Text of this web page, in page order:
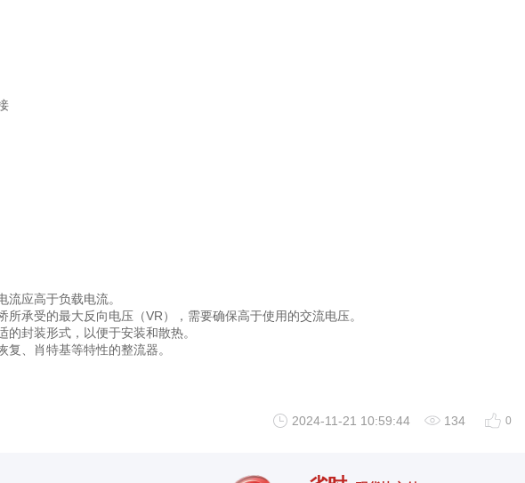
应高于负载电流。
承受的最大反向电压（VR），需要确保高于使用的交流电压。
封装形式，以便于安装和散热。
、肖特基等特性的整流器。
2024-11-21 10:59:44 134 0